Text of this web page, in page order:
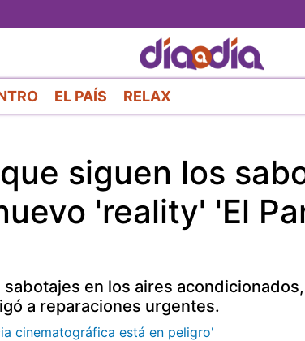
al
contenido
principal
EL PAÍS RELAX
siguen los
'reality' 'El
en los aires
a reparaciones urgentes.
cinematográfica está en peligro'